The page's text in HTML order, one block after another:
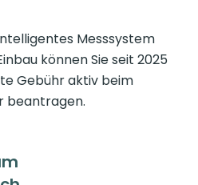
Messsystem
können Sie seit 2025
Gebühr aktiv beim
beantragen.